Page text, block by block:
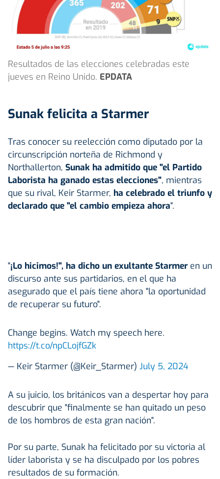
Resultados de las elecciones celebradas este
jueves en Reino Unido. EPDATA
Sunak felicita a Starmer
Tras conocer su reelección como diputado por la
circunscripción norteña de Richmond y
Northallerton, Sunak ha admitido que "el Partido
Laborista ha ganado estas elecciones", mientras
que su rival, Keir Starmer, ha celebrado el triunfo y
declarado que "el cambio empieza ahora".
"¡Lo hicimos!", ha dicho un exultante Starmer en un
discurso ante sus partidarios, en el que ha
asegurado que el país tiene ahora "la oportunidad
de recuperar su futuro".
Change begins. Watch my speech here.
https://t.co/npCLojfGZk
— Keir Starmer (@Keir_Starmer) July 5, 2024
A su juicio, los británicos van a despertar hoy para
descubrir que "finalmente se han quitado un peso
de los hombros de esta gran nación".
Por su parte, Sunak ha felicitado por su victoria al
líder laborista y se ha disculpado por los pobres
resultados de su formación.